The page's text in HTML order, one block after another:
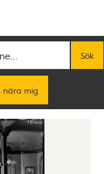
Sök
nära mig